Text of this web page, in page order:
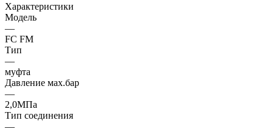
Характеристики
Модель
—
FC FM
Тип
—
муфта
Давление мах.бар
—
2,0МПа
Тип соединения
—